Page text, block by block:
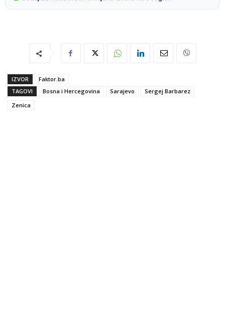
IZVOR
Faktor.ba
TAGOVI
Bosna i Hercegovina Sarajevo
Sergej Barbarez
Zenica